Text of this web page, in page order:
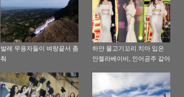
발레 무용자들이 벼랑끝서 춤
춰
하얀 물고기꼬리 치마 입은
안젤라베이비, 인어공주 같아